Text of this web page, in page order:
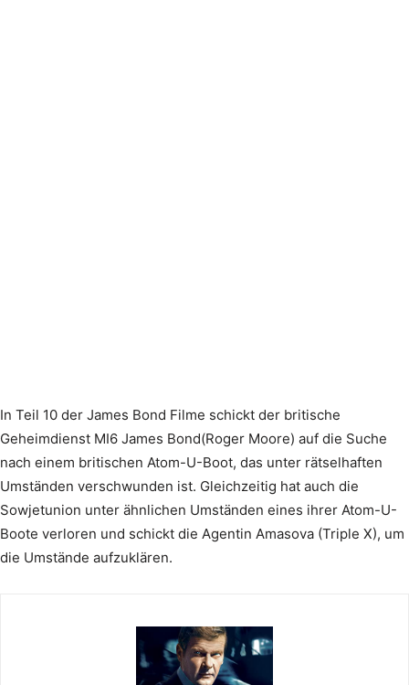
In Teil 10 der James Bond Filme schickt der britische
Geheimdienst MI6 James Bond(Roger Moore) auf die Suche
nach einem britischen Atom-U-Boot, das unter rätselhaften
Umständen verschwunden ist. Gleichzeitig hat auch die
Sowjetunion unter ähnlichen Umständen eines ihrer Atom-U-
Boote verloren und schickt die Agentin Amasova (Triple X), um
die Umstände aufzuklären.